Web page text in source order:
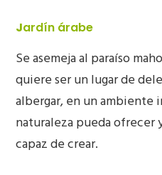
Jardín árabe
Se asemeja al paraíso
quiere ser un lugar de
albergar, en un ambiente
naturaleza pueda ofrecer
capaz de crear.